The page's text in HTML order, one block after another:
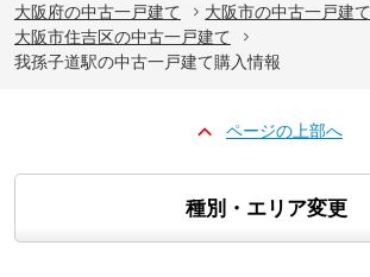
大阪府の中古一戸建て
大阪市の中古一戸建て
大阪市住吉区の中古一戸建て
我孫子道駅の中古一戸建て購入情報
ページの上部へ
種別・エリア変更